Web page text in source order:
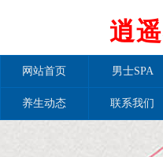
逍
网站首页 男士SPA
养生动态 联系我们